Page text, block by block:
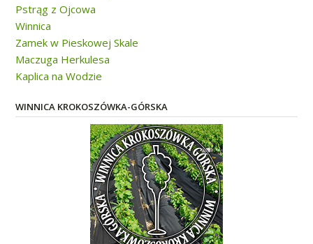
Pstrąg z Ojcowa
Winnica
Zamek w Pieskowej Skale
Maczuga Herkulesa
Kaplica na Wodzie
WINNICA KROKOSZÓWKA-GÓRSKA